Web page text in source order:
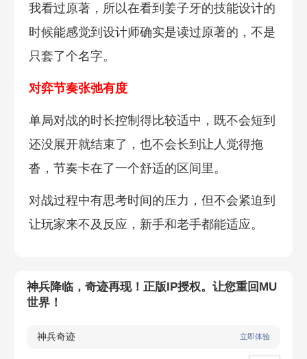
我看过原著，所以在看到姜子牙的技能设计的
时候能感觉到设计师确实是读过原著的，不是
只套了个名字。
对弈节奏张弛有度
单局对战的时长控制得比较适中，既不会短到
还没展开就结束了，也不会长到让人觉得拖
沓，节奏卡在了一个舒适的区间里。
对战过程中有思考时间的压力，但不会紧迫到
让玩家来不及反应，新手和老手都能适应。
神兵降临，奇迹再现！正版IP授权。让您重回MU
世界！
神兵奇迹 立即体验